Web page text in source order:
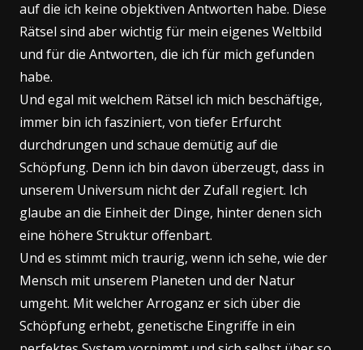
auf die ich keine objektiven Antworten habe. Diese
Rätsel sind aber wichtig für mein eigenes Weltbild
und für die Antworten, die ich für mich gefunden
habe.
Und egal mit welchem Rätsel ich mich beschäftige,
immer bin ich fasziniert, von tiefer Erfurcht
durchdrungen und schaue demütig auf die
Schöpfung. Denn ich bin davon überzeugt, dass in
unserem Universum nicht der Zufall regiert. Ich
glaube an die Einheit der Dinge, hinter denen sich
eine höhere Struktur offenbart.
Und es stimmt mich traurig, wenn ich sehe, wie der
Mensch mit unserem Planeten und der Natur
umgeht. Mit welcher Arroganz er sich über die
Schöpfung erhebt, genetische Eingriffe in ein